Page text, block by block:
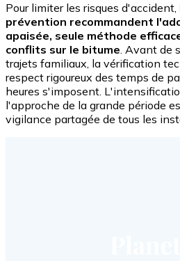
Pour limiter les risques d'accident,
prévention recommandent
apaisée, seule méthode
conflits sur le bitume. Avant de
trajets familiaux, la vérification
respect rigoureux des temps de
heures s'imposent.
l'approche de la grande période
vigilance partagée de tous les